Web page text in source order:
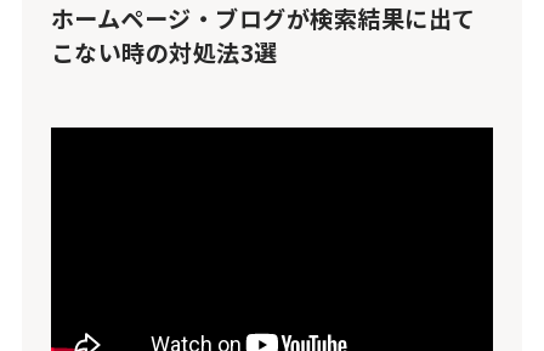
ホームページ・ブログが検索結果に出て
こない時の対処法3選